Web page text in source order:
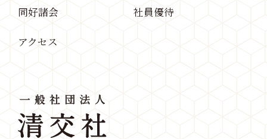
同好諸会 社員優待
アクセス